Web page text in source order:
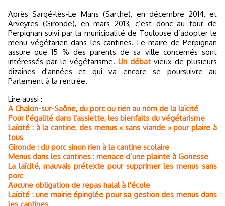
Après Sargé-lès-Le Mans (Sarthe), en décembre 2014, et
Arveyres (Gironde), en mars 2013, c’est donc au tour de
Perpignan suivi par la municipalité de Toulouse d’adopter le
menu végétarien dans les cantines. Le maire de Perpignan
assure que 15 % des parents de sa ville concernés sont
intéressés par le végétarisme. Un débat vieux de plusieurs
dizaines d'années et qui va encore se poursuivre au
Parlement à la rentrée.
Lire aussi :
A Chalon-sur-Saône, du porc ou rien au nom de la laïcité
Pour l'égalité dans l'assiette, les bienfaits du végétarisme
Laïcité : à la cantine, des menus « sans viande » pour plaire à
tous
Gironde : du porc sinon rien à la cantine scolaire
Menus dans les cantines : menace d’une plainte à Gonesse
La laïcité, mauvais prétexte pour supprimer les menus sans
porc
Aucune obligation de repas halal à l'école
Laïcité : une mairie épinglée pour sa gestion des menus dans
les cantines